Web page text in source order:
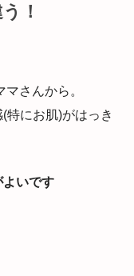
！
さんから。
特にお肌)がはっき
いです